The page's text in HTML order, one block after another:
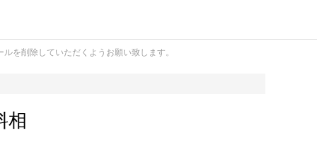
を削除していただくようお願い致します。
相